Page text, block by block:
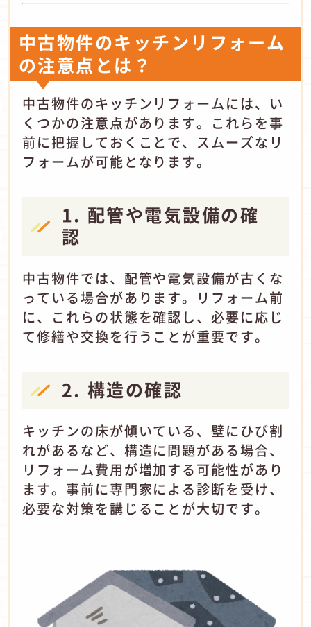
中古物件のキッチンリフォーム
の注意点とは？
中古物件のキッチンリフォームには、い
くつかの注意点があります。
これらを事
前に把握しておくことで、スムーズなリ
フォームが可能となります。
1. 配管や電気設備の確
認
中古物件では、配管や電気設備が古くな
っている場合があります。
リフォーム前
に、これらの状態を確認し、必要に応じ
て修繕や交換を行うことが重要です。
2. 構造の確認
キッチンの床が傾いている、壁にひび割
れがあるなど、構造に問題がある場合、
リフォーム費用が増加する可能性があり
ます。 事前に専門家による診断を受け、
必要な対策を講じることが大切です。